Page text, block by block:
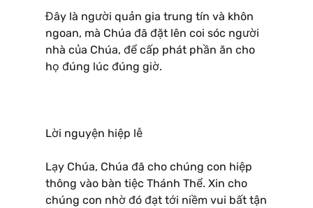
Đây là người quản gia trung tín và khôn
ngoan, mà Chúa đã đặt lên coi sóc người
nhà của Chúa, để cấp phát phần ăn cho
họ đúng lúc đúng giờ.
Lời nguyện hiệp lễ
Lạy Chúa, Chúa đã cho chúng con hiệp
thông vào bàn tiệc Thánh Thể. Xin cho
chúng con nhờ đó đạt tới niềm vui bất tận